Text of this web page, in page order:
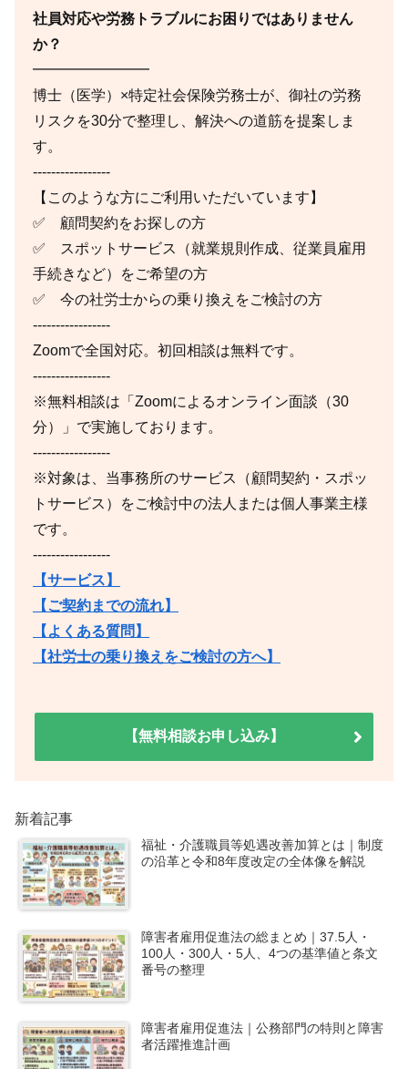
社員対応や労務トラブルにお困りではありません
か？
━━━━━━━━
博士（医学）×特定社会保険労務士が、御社の労務
リスクを30分で整理し、解決への道筋を提案しま
す。
-----------------
【このような方にご利用いただいています】
✅ 顧問契約をお探しの方
✅ スポットサービス（就業規則作成、従業員雇用
手続きなど）をご希望の方
✅ 今の社労士からの乗り換えをご検討の方
-----------------
Zoomで全国対応。初回相談は無料です。
-----------------
※無料相談は「Zoomによるオンライン面談（30
分）」で実施しております。
-----------------
※対象は、当事務所のサービス（顧問契約・スポッ
トサービス）をご検討中の法人または個人事業主様
です。
-----------------
【サービス】
【ご契約までの流れ】
【よくある質問】
【社労士の乗り換えをご検討の方へ】
【無料相談お申し込み】
新着記事
福祉・介護職員等処遇改善加算とは｜制度
の沿革と令和8年度改定の全体像を解説
障害者雇用促進法の総まとめ｜37.5人・
100人・300人・5人、4つの基準値と条文
番号の整理
障害者雇用促進法｜公務部門の特則と障害
者活躍推進計画